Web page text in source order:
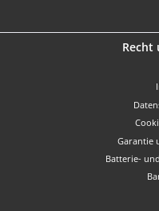
Recht
Garantie
Batterie-